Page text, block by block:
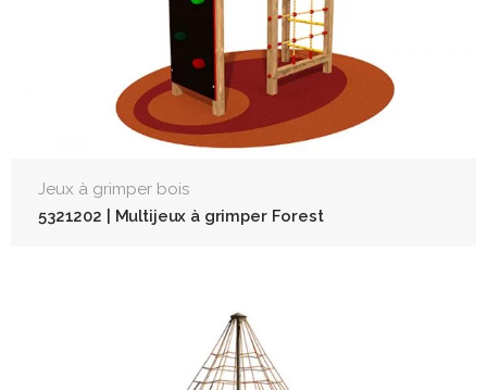
Jeux à grimper bois
5321202 | Multijeux à grimper Forest